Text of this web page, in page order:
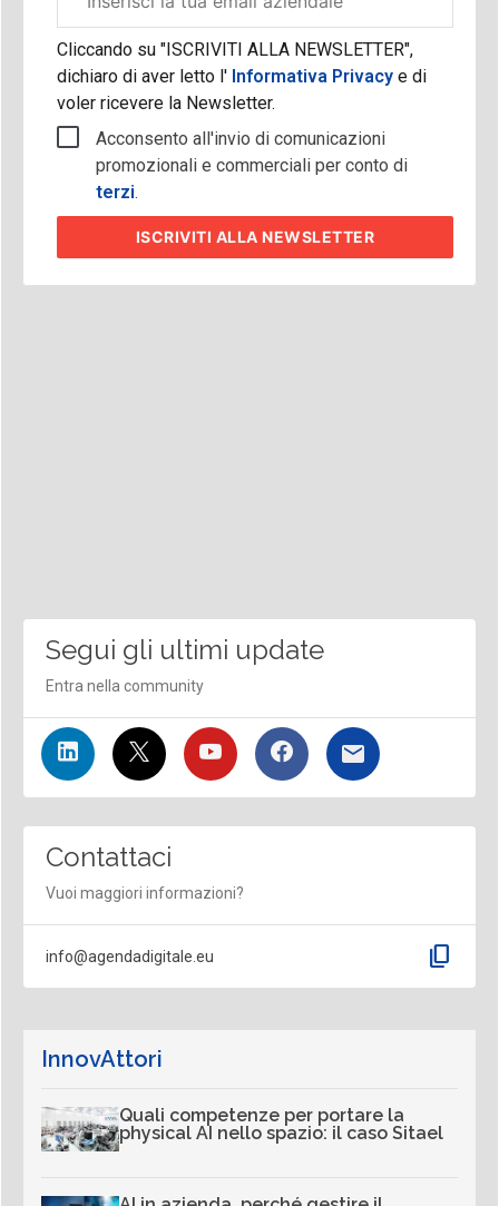
aziendale
Cliccando su "ISCRIVITI ALLA NEWSLETTER",
dichiaro di aver letto l'Informativa Privacy e di
voler ricevere la Newsletter.
Acconsento all'invio di comunicazioni
promozionali e commerciali per conto di
terzi.
ISCRIVITI ALLA NEWSLETTER
Segui gli ultimi update
Entra nella community
Contattaci
Vuoi maggiori informazioni?
info@agendadigitale.eu content_copy
InnovAttori
Quali competenze per portare la
physical AI nello spazio: il caso Sitael